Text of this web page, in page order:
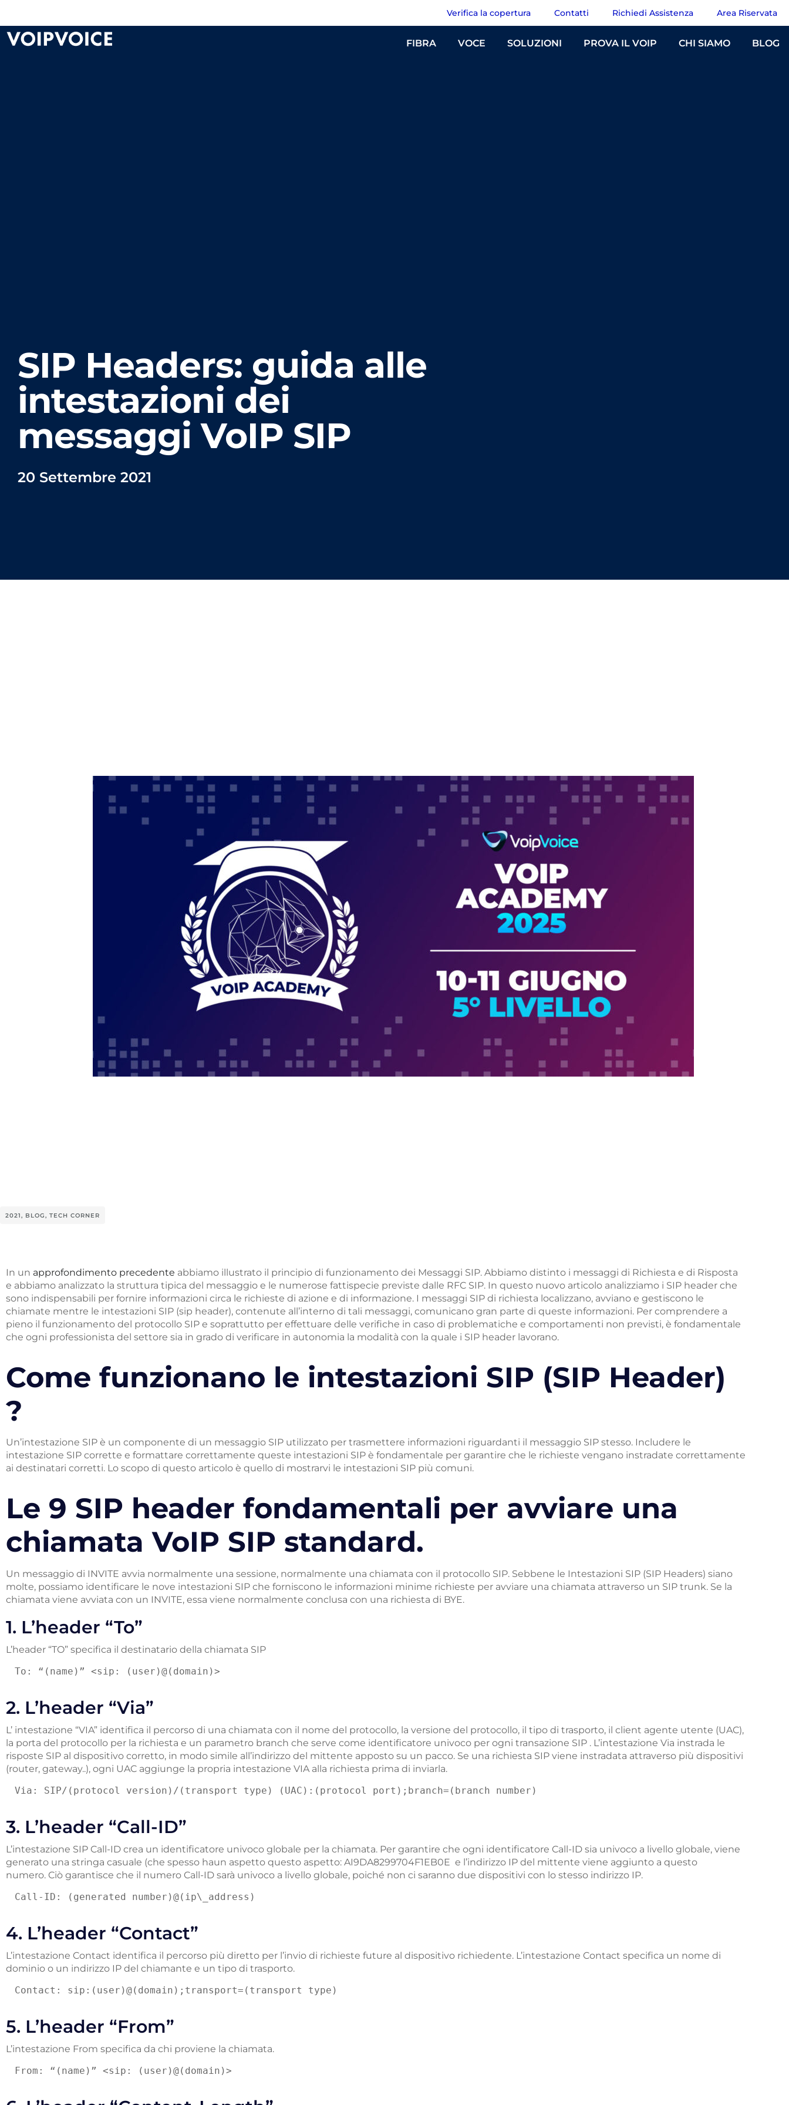
Verifica la copertura Contatti Richiedi Assistenza Area Riservata
FIBRA VOCE SOLUZIONI PROVA IL VOIP CHI SIAMO BLOG
SIP Headers: guida alle
intestazioni dei
messaggi VoIP SIP
20 Settembre 2021
2021, BLOG, TECH CORNER
In un approfondimento precedente abbiamo illustrato il principio di funzionamento dei Messaggi SIP. Abbiamo distinto i messaggi di Richiesta e di Risposta
e abbiamo analizzato la struttura tipica del messaggio e le numerose fattispecie previste dalle RFC SIP. In questo nuovo articolo analizziamo i SIP header che
sono indispensabili per fornire informazioni circa le richieste di azione e di informazione. I messaggi SIP di richiesta localizzano, avviano e gestiscono le
chiamate mentre le intestazioni SIP (sip header), contenute all’interno di tali messaggi, comunicano gran parte di queste informazioni. Per comprendere a
pieno il funzionamento del protocollo SIP e soprattutto per effettuare delle verifiche in caso di problematiche e comportamenti non previsti, è fondamentale
che ogni professionista del settore sia in grado di verificare in autonomia la modalità con la quale i SIP header lavorano.
Come funzionano le intestazioni SIP (SIP Header)
?
Un’intestazione SIP è un componente di un messaggio SIP utilizzato per trasmettere informazioni riguardanti il messaggio SIP stesso. Includere le
intestazione SIP corrette e formattare correttamente queste intestazioni SIP è fondamentale per garantire che le richieste vengano instradate correttamente
ai destinatari corretti. Lo scopo di questo articolo è quello di mostrarvi le intestazioni SIP più comuni.
Le 9 SIP header fondamentali per avviare una
chiamata VoIP SIP standard.
Un messaggio di INVITE avvia normalmente una sessione, normalmente una chiamata con il protocollo SIP. Sebbene le Intestazioni SIP (SIP Headers) siano
molte, possiamo identificare le nove intestazioni SIP che forniscono le informazioni minime richieste per avviare una chiamata attraverso un SIP trunk. Se la
chiamata viene avviata con un INVITE, essa viene normalmente conclusa con una richiesta di BYE.
1. L’header “To”
L’header “TO” specifica il destinatario della chiamata SIP
To: “(name)” <sip: (user)@(domain)>
2. L’header “Via”
L’ intestazione “VIA” identifica il percorso di una chiamata con il nome del protocollo, la versione del protocollo, il tipo di trasporto, il client agente utente (UAC),
la porta del protocollo per la richiesta e un parametro branch che serve come identificatore univoco per ogni transazione SIP . L’intestazione Via instrada le
risposte SIP al dispositivo corretto, in modo simile all’indirizzo del mittente apposto su un pacco. Se una richiesta SIP viene instradata attraverso più dispositivi
(router, gateway..), ogni UAC aggiunge la propria intestazione VIA alla richiesta prima di inviarla.
Via: SIP/(protocol version)/(transport type) (UAC):(protocol port);branch=(branch number)
3. L’header “Call-ID”
L’intestazione SIP Call-ID crea un identificatore univoco globale per la chiamata. Per garantire che ogni identificatore Call-ID sia univoco a livello globale, viene
generato una stringa casuale (che spesso haun aspetto questo aspetto: AI9DA8299704F1EB0E e l’indirizzo IP del mittente viene aggiunto a questo
numero. Ciò garantisce che il numero Call-ID sarà univoco a livello globale, poiché non ci saranno due dispositivi con lo stesso indirizzo IP.
Call-ID: (generated number)@(ip\_address)
4. L’header “Contact”
L’intestazione Contact identifica il percorso più diretto per l’invio di richieste future al dispositivo richiedente. L’intestazione Contact specifica un nome di
dominio o un indirizzo IP del chiamante e un tipo di trasporto.
Contact: sip:(user)@(domain);transport=(transport type)
5. L’header “From”
L’intestazione From specifica da chi proviene la chiamata.
From: “(name)” <sip: (user)@(domain)>